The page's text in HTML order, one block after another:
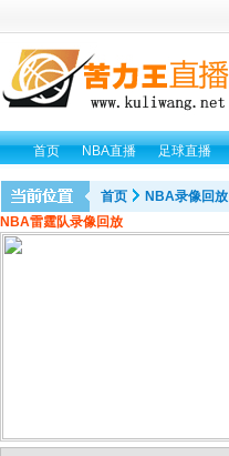
首页 NBA直播 足球直播
首页 NBA录像回放
NBA雷霆队录像回放